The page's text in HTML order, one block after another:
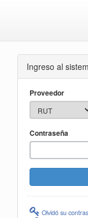
Ingreso al
Proveedor
Contraseña
Olvidó su